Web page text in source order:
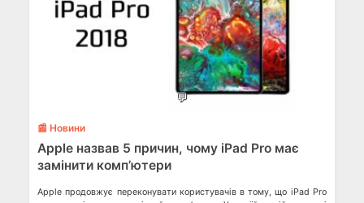
💬
📰 Новини
Apple назвав 5 причин, чому iPad Pro має
замінити комп’ютери
Apple продовжує переконувати користувачів в тому, що iPad Pro